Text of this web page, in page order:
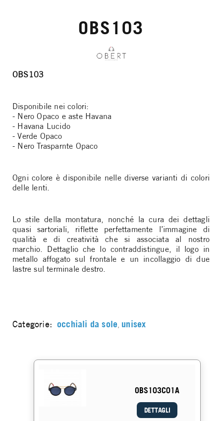
OBS103
OBS103
Disponibile nei colori:
- Nero Opaco e aste Havana
- Havana Lucido
- Verde Opaco
- Nero Trasparnte Opaco
Ogni colore è disponibile nelle diverse varianti di colori
delle lenti.
Lo stile della montatura, nonché la cura dei dettagli
quasi sartoriali, riflette perfettamente l’immagine di
qualità e di creatività che si associata al nostro
marchio. Dettaglio che lo contraddistingue, il logo in
metallo affogato sul frontale e un incollaggio di due
lastre sul terminale destro.
Categorie: occhiali da sole, unisex
OBS103C01A
DETTAGLI